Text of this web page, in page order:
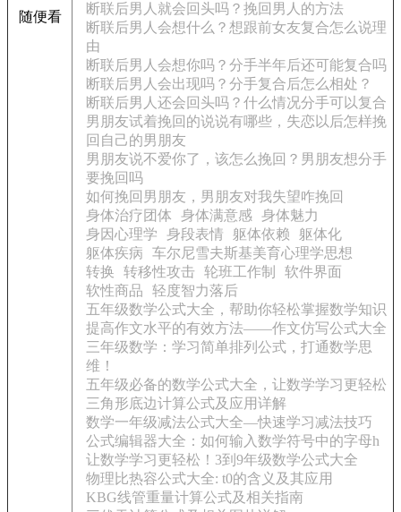
随便看
断联后男人就会回头吗？挽回男人的方法
断联后男人会想什么？想跟前女友复合怎么说理
由
断联后男人会想你吗？分手半年后还可能复合吗
断联后男人会出现吗？分手复合后怎么相处？
断联后男人还会回头吗？什么情况分手可以复合
男朋友试着挽回的说说有哪些，失恋以后怎样挽
回自己的男朋友
男朋友说不爱你了，该怎么挽回？男朋友想分手
要挽回吗
如何挽回男朋友，男朋友对我失望咋挽回
身体治疗团体
身体满意感
身体魅力
身因心理学
身段表情 躯体依赖
躯体化
躯体疾病
车尔尼雪夫斯基美育心理学思想
转换
转移性攻击 轮班工作制
软件界面
软性商品
轻度智力落后
五年级数学公式大全，帮助你轻松掌握数学知识
提高作文水平的有效方法——作文仿写公式大全
三年级数学：学习简单排列公式，打通数学思
维！
五年级必备的数学公式大全，让数学学习更轻松
三角形底边计算公式及应用详解
数学一年级减法公式大全—快速学习减法技巧
公式编辑器大全：如何输入数学符号中的字母h
让数学学习更轻松！3到9年级数学公式大全
物理比热容公式大全: t0的含义及其应用
KBG线管重量计算公式及相关指南